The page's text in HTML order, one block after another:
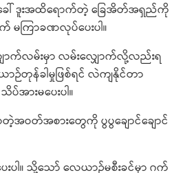
ခေါ် ဒူးအထိရောက်တဲ့ ခြေအိတ်အရှည်ကို
မကြာခဏလုပ်ပေးပါ။
ာက်လမ်းမှာ လမ်းလျှောက်လို့လည်းရ
ဉ်တုန်ခါမှုဖြစ်ရင် လဲကျနိုင်တာ
ားမပေးပါ။
တဲ့အဝတ်အစားတွေကို ပွပွချောင်ချောင်
ေးပါ။ သို့သော် လေယာဉ်မစီးခင်မှာ ဂက်